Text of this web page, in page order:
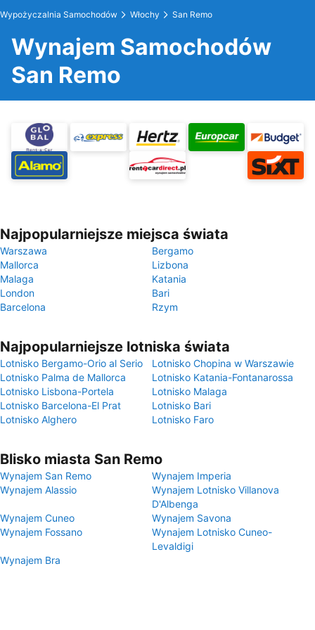
Wypożyczalnia Samochodów Włochy San Remo
Wynajem Samochodów
San Remo
Najpopularniejsze miejsca świata
Warszawa
Bergamo
Mallorca
Lizbona
Malaga
Katania
London
Bari
Barcelona
Rzym
Najpopularniejsze lotniska świata
Lotnisko Bergamo-Orio al Serio
Lotnisko Chopina w Warszawie
Lotnisko Palma de Mallorca
Lotnisko Katania-Fontanarossa
Lotnisko Lisbona-Portela
Lotnisko Malaga
Lotnisko Barcelona-El Prat
Lotnisko Bari
Lotnisko Alghero
Lotnisko Faro
Blisko miasta San Remo
Wynajem San Remo
Wynajem Imperia
Wynajem Alassio
Wynajem Lotnisko Villanova
D'Albenga
Wynajem Cuneo
Wynajem Savona
Wynajem Fossano
Wynajem Lotnisko Cuneo-
Levaldigi
Wynajem Bra